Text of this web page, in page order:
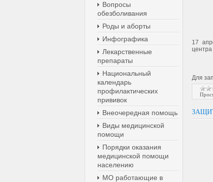
Вопросы
обезболивания
Роды и аборты
Инфографика
Лекарственные
препараты
Национальный
календарь
профилактических
прививок
Внеочередная помощь
Виды медицинской
помощи
Порядки оказания
медицинской помощи
населению
МО работающие в
17
центра
Для зап